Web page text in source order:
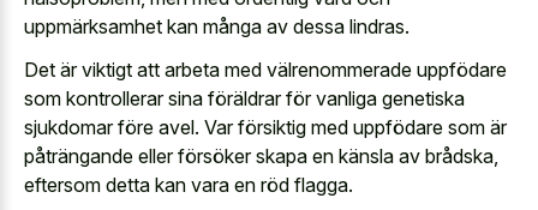
uppmärksamhet kan många av dessa lindras.
Det är viktigt att arbeta med välrenommerade uppfödare
som kontrollerar sina föräldrar för vanliga genetiska
sjukdomar före avel. Var försiktig med uppfödare som är
påträngande eller försöker skapa en känsla av brådska,
eftersom detta kan vara en röd flagga.